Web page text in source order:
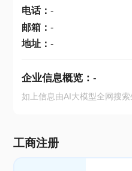
电话： -
邮箱： -
地址： -
企业信息概览： -
如上信息由AI大模型全网搜
工商注册